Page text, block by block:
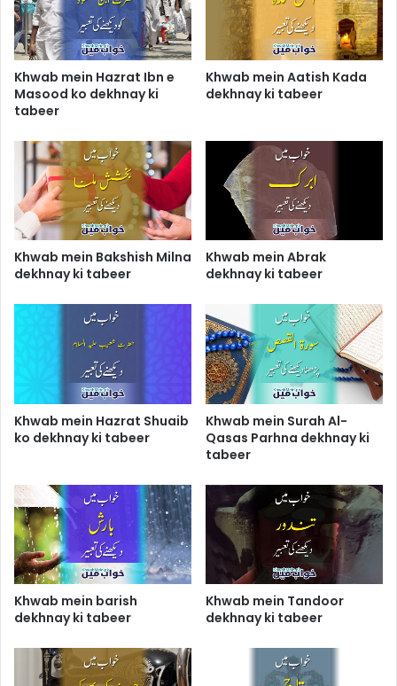
Khwab mein Hazrat Ibn e
Masood ko dekhnay ki
tabeer
Khwab mein Aatish Kada
dekhnay ki tabeer
Khwab mein Bakshish Milna
dekhnay ki tabeer
Khwab mein Abrak
dekhnay ki tabeer
Khwab mein Hazrat Shuaib
ko dekhnay ki tabeer
Khwab mein Surah Al-
Qasas Parhna dekhnay ki
tabeer
Khwab mein barish
dekhnay ki tabeer
Khwab mein Tandoor
dekhnay ki tabeer